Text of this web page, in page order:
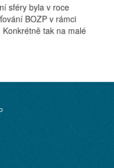
sféry byla v roce
BOZP v rámci
tak na malé